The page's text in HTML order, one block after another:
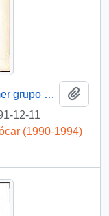
[Solicita que Chile se adhiera al primer grupo de Estados en reconocer a la República de Croacia]
12-11
(1990-1994)